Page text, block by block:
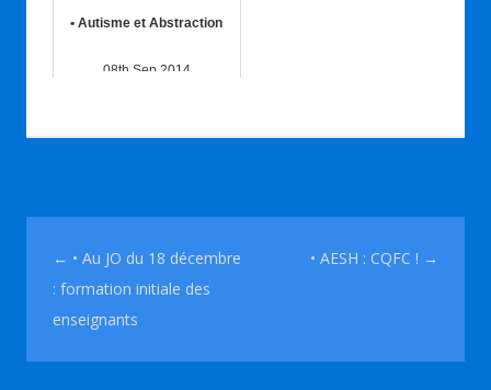
• Autisme et Abstraction
08th Sep 2014
Navigation des articles
← • Au JO du 18 décembre
: formation initiale des
enseignants
• AESH : CQFC ! →